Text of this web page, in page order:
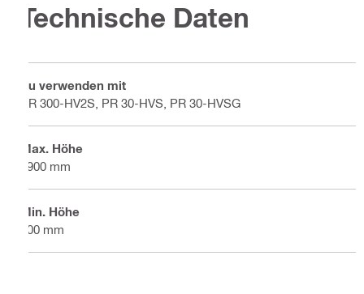
Technische Daten
Zu verwenden mit
PR 300-HV2S, PR 30-HVS, PR 30-HVSG
Max. Höhe
1900 mm
Min. Höhe
900 mm